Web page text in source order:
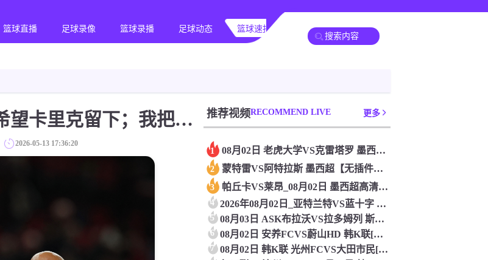
篮球直播 足球录像 篮球录播 足球动态 篮球速报 全球联赛
【英超】姆伯莫：很多人都希望卡里克留下；我把卢克·肖带进国际象棋的坑
2026-05-13 17:36:20
推荐视频RECOMMEND LIVE 更多
1 08月02日 老虎大学VS克雷塔罗 墨西超[无插件直播]
2 蒙特雷VS阿特拉斯 墨西超【无插件直播】_2026年08月0
3 帕丘卡VS莱昂_08月02日 墨西超高清赛事直播
4 2026年08月02日_亚特兰特VS蓝十字 墨西超直播 高清
5 08月03日 ASK布拉沃VS拉多姆列 斯亚甲[在线观看]
6 08月02日 安养FCVS蔚山HD 韩K联[免费直播]
7 08月02日 韩K联 光州FCVS大田市民[免费直播]